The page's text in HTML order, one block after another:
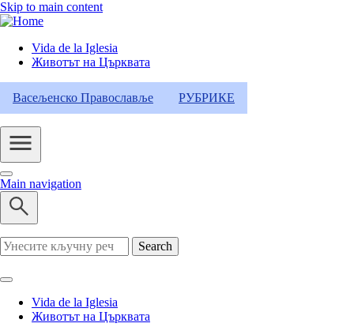
Skip to main content
Header
Category
Menu
Vida de la Iglesia
Животът на Църквата
Васељенско Православље РУБРИКЕ
Main navigation
Search
Vida de la Iglesia
Животът на Църквата